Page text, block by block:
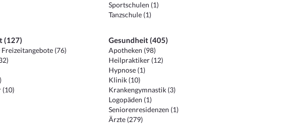
Sportschulen (1)
Tanzschule (1)
(127)
(76)
(10)
Gesundheit (405)
Apotheken (98)
Heilpraktiker (12)
Hypnose (1)
Klinik (10)
Krankengymnastik (3)
Logopäden (1)
Seniorenresidenzen (1)
Ärzte (279)